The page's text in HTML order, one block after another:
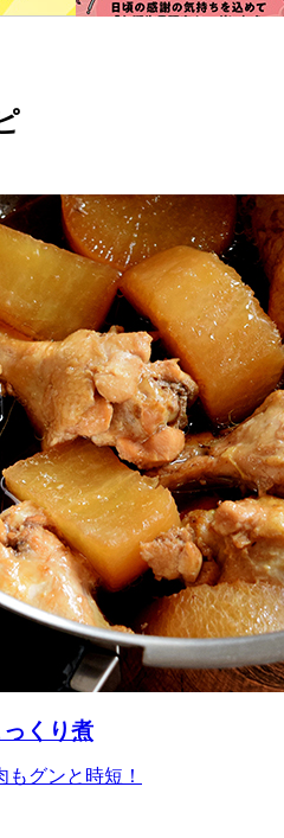
くり煮
グンと時短！